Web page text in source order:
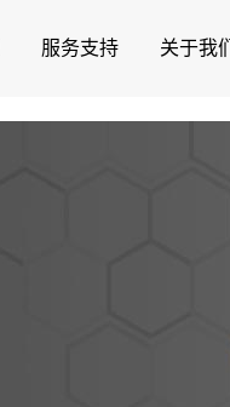
服务支持 关于我们